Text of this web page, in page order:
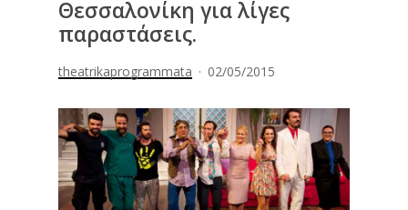
Θεσσαλονίκη για λίγες
παραστάσεις.
theatrikaprogrammata 02/05/2015